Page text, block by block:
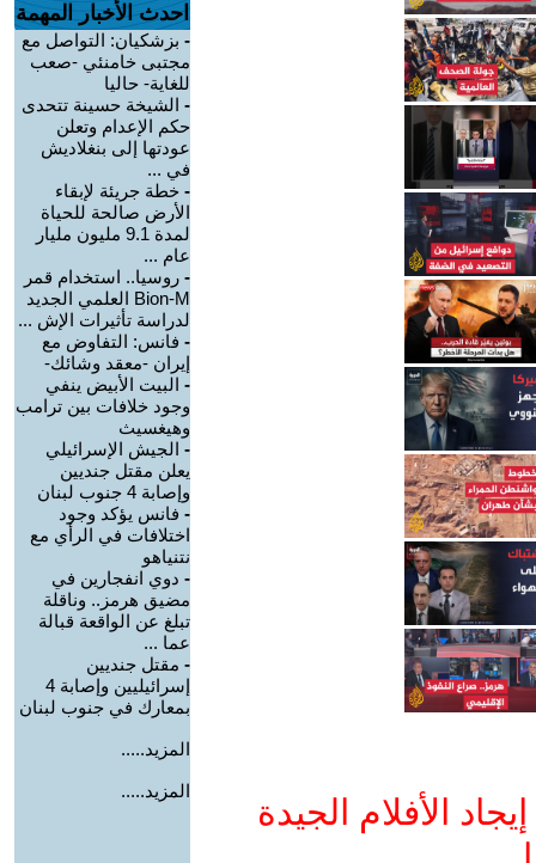
الأفلام الجيدة
احدث الأخبار المهمة
- بزشكيان: التواصل مع
مجتبى خامنئي -صعب
للغاية- حاليا
- الشيخة حسينة تتحدى
حكم الإعدام وتعلن
عودتها إلى بنغلاديش
في ...
- خطة جريئة لإبقاء
الأرض صالحة للحياة
لمدة 9.1 مليون مليار
عام ...
- روسيا.. استخدام قمر
Bion-M العلمي الجديد
لدراسة تأثيرات الإش ...
- فانس: التفاوض مع
إيران -معقد وشائك-
- البيت الأبيض ينفي
وجود خلافات بين ترامب
وهيغسيث
- الجيش الإسرائيلي
يعلن مقتل جنديين
وإصابة 4 جنوب لبنان
- فانس يؤكد وجود
اختلافات في الرأي مع
نتنياهو
- دوي انفجارين في
مضيق هرمز.. وناقلة
تبلغ عن الواقعة قبالة
عما ...
- مقتل جنديين
إسرائيليين وإصابة 4
بمعارك في جنوب لبنان
المزيد.....
المزيد.....